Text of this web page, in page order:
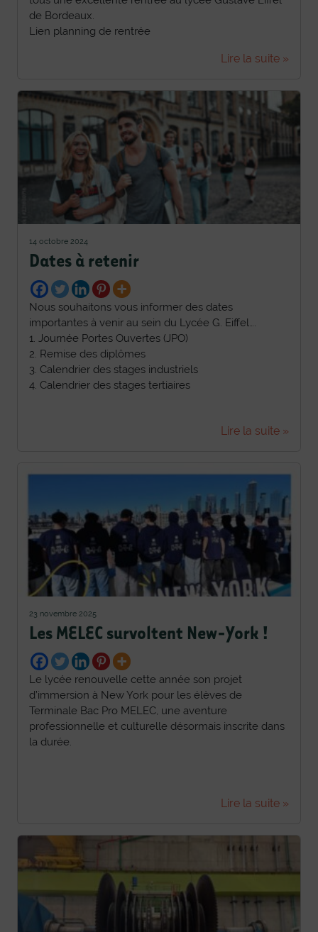
de Bordeaux.
Lien planning de rentrée
Lire la suite »
14 octobre 2024
Dates à retenir
Nous souhaitons vous informer des dates
importantes à venir au sein du Lycée G. Eiffel….
1. Journée Portes Ouvertes (JPO)
2. Remise des diplômes
3. Calendrier des stages industriels
4. Calendrier des stages tertiaires
Lire la suite »
23 novembre 2025
Les MELEC survoltent New-York !
Le lycée renouvelle cette année son projet
d’immersion à New York pour les élèves de
Terminale Bac Pro MELEC, une aventure
professionnelle et culturelle désormais inscrite dans
la durée.
Lire la suite »